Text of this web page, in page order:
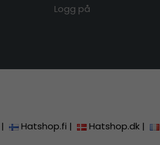
Logg på
| Hatshop.fi | Hatshop.dk |